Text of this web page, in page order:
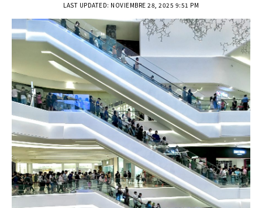
LAST UPDATED: NOVIEMBRE 28, 2025 9:51 PM